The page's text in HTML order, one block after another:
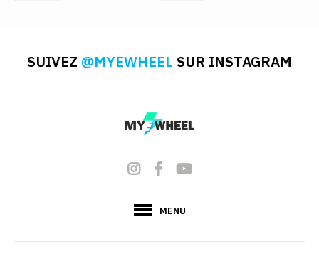
SUIVEZ @MYEWHEEL SUR INSTAGRAM
MENU